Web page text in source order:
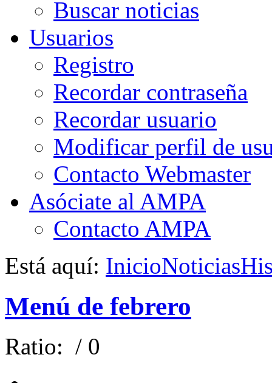
Buscar noticias
Usuarios
Registro
Recordar contraseña
Recordar usuario
Modificar perfil de
Contacto Webmaster
Asóciate al AMPA
Contacto AMPA
Está aquí: InicioNoticias
Menú de febrero
Ratio: / 0